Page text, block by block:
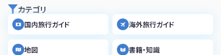
カテゴリ
国内旅行ガイド 海外旅行ガイド
地図 書籍・知識